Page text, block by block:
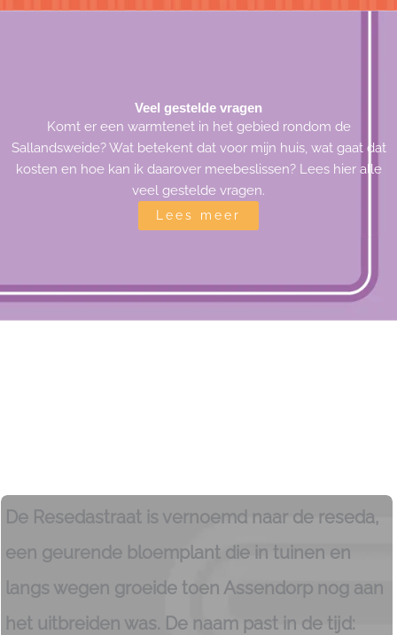
Veel gestelde vragen
Komt er een warmtenet in het gebied rondom de
Sallandsweide? Wat betekent dat voor mijn huis, wat gaat dat
kosten en hoe kan ik daarover meebeslissen? Lees hier alle
veel gestelde vragen.
Lees meer
De Resedastraat is vernoemd naar de reseda,
een geurende bloemplant die in tuinen en
langs wegen groeide toen Assendorp nog aan
het uitbreiden was. De naam past in de tijd: